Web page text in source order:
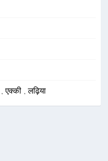
,एक्की ,लढ़िया